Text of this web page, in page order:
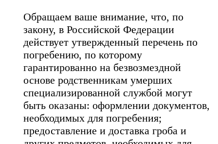
Обращаем ваше внимание, что, по
закону, в Российской Федерации
действует утвержденный перечень по
погребению, по которому
гарантированно на безвозмездной
основе родственникам умерших
специализированной службой могут
быть оказаны: оформлении документов,
необходимых для погребения;
предоставление и доставка гроба и